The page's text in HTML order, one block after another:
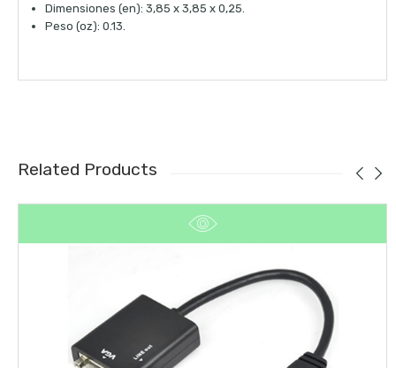
Dimensiones (en): 3,85 x 3,85 x 0,25.
Peso (oz): 0.13.
Related Products